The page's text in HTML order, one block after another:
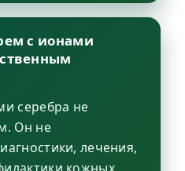
с ионами
серебра не
Он не
лечения,